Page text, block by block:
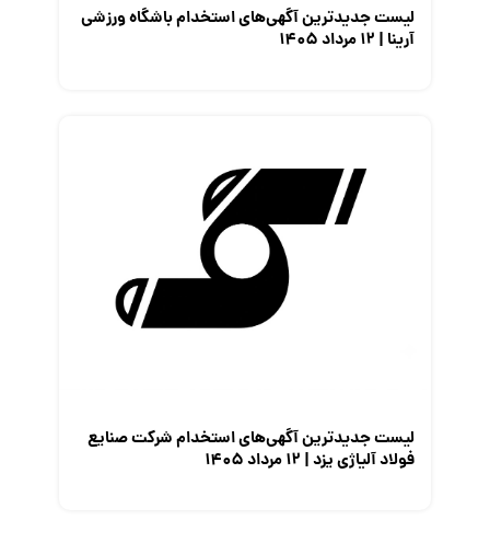
لیست جدیدترین آگهی‌های استخدام باشگاه ورزشی
آرینا | ۱۲ مرداد ۱۴۰۵
لیست جدیدترین آگهی‌های استخدام شرکت صنایع
فولاد آلیاژی یزد | ۱۲ مرداد ۱۴۰۵